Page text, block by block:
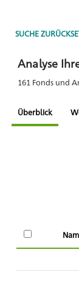
SUCHE
Analyse
161 Fonds und
Überblick